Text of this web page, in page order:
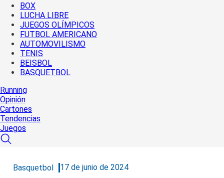
BOX
LUCHA LIBRE
JUEGOS OLÍMPICOS
FUTBOL AMERICANO
AUTOMOVILISMO
TENIS
BEISBOL
BASQUETBOL
Running
Opinión
Cartones
Tendencias
Juegos
Basquetbol 17 de junio de 2024